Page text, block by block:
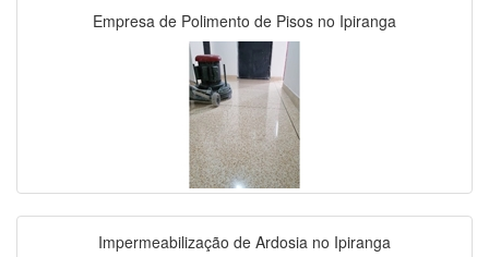
Empresa de Polimento de Pisos no Ipiranga
Impermeabilização de Ardosia no Ipiranga